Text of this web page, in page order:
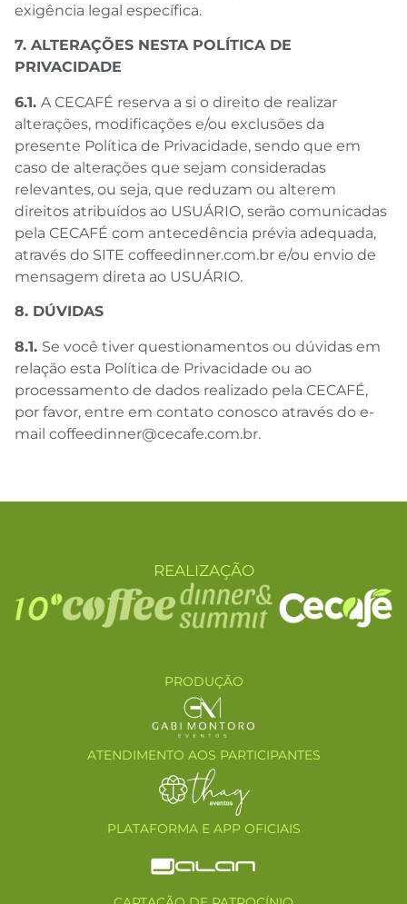
exigência legal específica.
7. ALTERAÇÕES NESTA POLÍTICA DE
PRIVACIDADE
6.1. A CECAFÉ reserva a si o direito de realizar
alterações, modificações e/ou exclusões da
presente Política de Privacidade, sendo que em
caso de alterações que sejam consideradas
relevantes, ou seja, que reduzam ou alterem
direitos atribuídos ao USUÁRIO, serão comunicadas
pela CECAFÉ com antecedência prévia adequada,
através do SITE coffeedinner.com.br e/ou envio de
mensagem direta ao USUÁRIO.
8. DÚVIDAS
8.1. Se você tiver questionamentos ou dúvidas em
relação esta Política de Privacidade ou ao
processamento de dados realizado pela CECAFÉ,
por favor, entre em contato conosco através do e-
mail coffeedinner@cecafe.com.br.
REALIZAÇÃO
PRODUÇÃO
ATENDIMENTO AOS PARTICIPANTES
PLATAFORMA E APP OFICIAIS